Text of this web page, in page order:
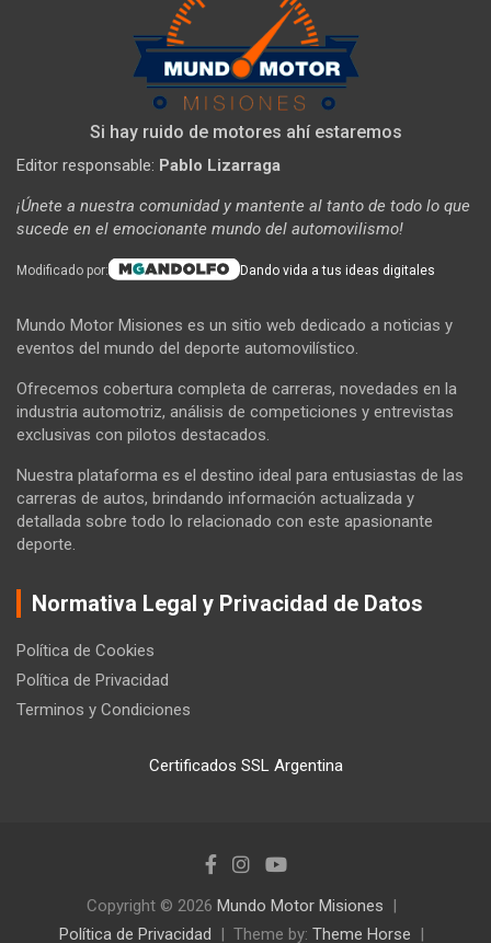
Si hay ruido de motores ahí estaremos
Editor responsable: Pablo Lizarraga
¡Únete a nuestra comunidad y mantente al tanto de todo lo que
sucede en el emocionante mundo del automovilismo!
Modificado por: Dando vida a tus ideas digitales
Mundo Motor Misiones es un sitio web dedicado a noticias y
eventos del mundo del deporte automovilístico.
Ofrecemos cobertura completa de carreras, novedades en la
industria automotriz, análisis de competiciones y entrevistas
exclusivas con pilotos destacados.
Nuestra plataforma es el destino ideal para entusiastas de las
carreras de autos, brindando información actualizada y
detallada sobre todo lo relacionado con este apasionante
deporte.
Normativa Legal y Privacidad de Datos
Política de Cookies
Política de Privacidad
Terminos y Condiciones
Certificados SSL Argentina
Copyright © 2026 Mundo Motor Misiones
Política de Privacidad
Theme by: Theme Horse